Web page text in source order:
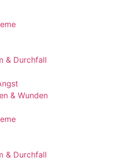
& Durchfall
& Wunden
& Durchfall